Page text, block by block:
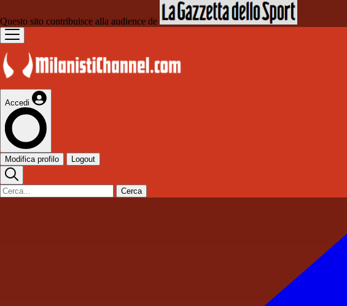
Questo sito contribuisce alla audience de
Accedi
Modifica profilo Logout
Cerca